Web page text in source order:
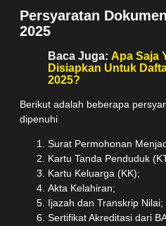
Persyaratan
2025
Baca Juga: Apa Saja
Disiapkan Untuk
2025?
Berikut adalah beberapa
dipenuhi
Surat Permohonan
Kartu Tanda Penduduk
Kartu Keluarga (KK);
Akta Kelahiran;
Ijazah dan Transkrip Nilai;
Sertifikat Akreditasi dari